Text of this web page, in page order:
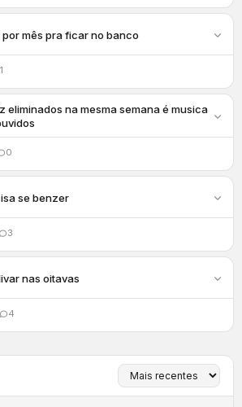
por mês pra ficar no banco
1
eliminados na mesma semana é musica
0
se benzer
3
nas oitavas
4